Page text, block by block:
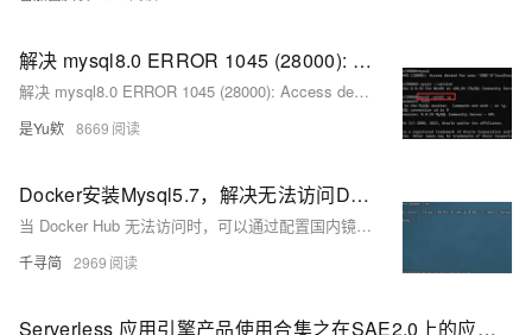
解决 mysql8.0 ERROR 1045 (28000): Access denied for user ‘ODBC‘@‘localhost‘ (using password: NO)用户访问拒绝
解决 mysql8.0 ERROR 1045 (28000): Access denied for user ‘ODBC‘@‘localhost‘ (using password: NO)用户访问拒绝
是Yu欸 8669
Docker安装Mysql5.7，解决无法访问DockerHub问题
当 Docker Hub 无法访问时，可以通过配置国内镜像加速来解决应用安装失败和镜像拉取超时的问题。本文介绍了如何在 CentOS 上一键配置国内镜像加速，并成功拉取 MySQL 5.7 镜像。
千寻简 2969
Serverless 应用引擎产品使用合集之在SAE2.0上的应用如何访问云原生数据库PolarDB MySQL版集群